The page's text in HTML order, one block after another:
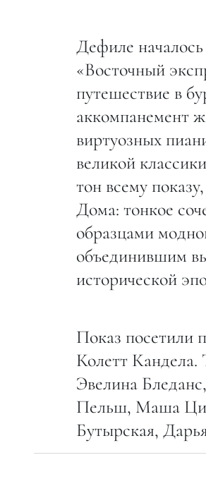
Дефиле
«Восточный
путешествие в
аккомпанемент
виртуозных
великой
тон всему
Дома: тонкое
образцами
объединившим
исторической
Показ посетили
Колетт Кандела.
Эвелина
Пельш, Маша
Бутырская,